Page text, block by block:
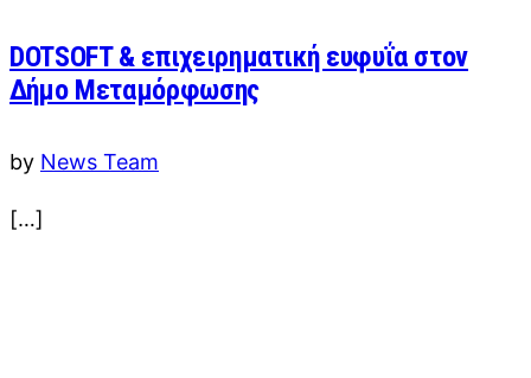
DOTSOFT & επιχειρηματική ευφυΐα στον
Δήμο Μεταμόρφωσης
by News Team
[…]